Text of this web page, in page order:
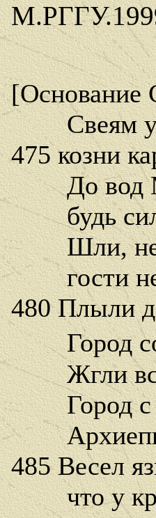
[Основание
Свеям
475 козни
До вод
будь
Шли, не
гости
480 Плыли
Город
Жгли всё
Город с
485 Весел
что у